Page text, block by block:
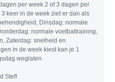
per week 2 of 3 dagen per
keer in de week ziet er dan als
Dinsdag: normale
normale voetbaltraining,
Zaterdag: snelheid en
in de week kiest kan je 1
weglaten.
Stef!